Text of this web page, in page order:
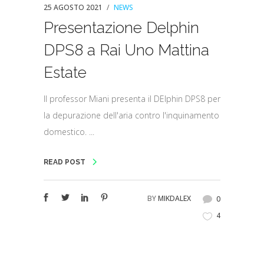
25 AGOSTO 2021 NEWS
Presentazione Delphin
DPS8 a Rai Uno Mattina
Estate
Il professor Miani presenta il DElphin DPS8 per
la depurazione dell'aria contro l'inquinamento
domestico. ...
READ POST
BYMIKDALEX
0
4